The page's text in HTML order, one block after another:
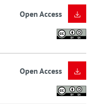
Open Access
Open Access